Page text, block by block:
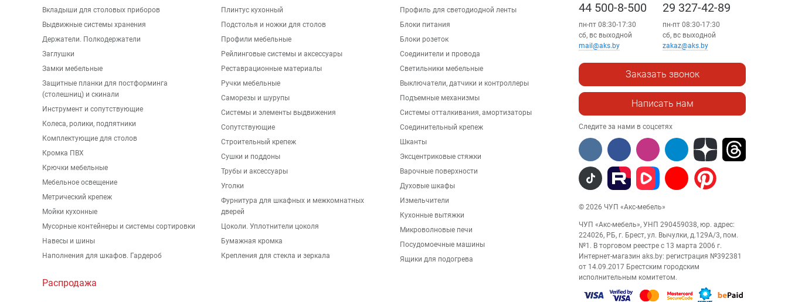
Вкладыши для столовых приборов
Выдвижные системы хранения
Держатели. Полкодержатели
Заглушки
Замки мебельные
Защитные планки для постформинга
(столешниц) и скинали
Инструмент и сопутствующие
Колеса, ролики, подпятники
Комплектующие для столов
Кромка ПВХ
Крючки мебельные
Мебельное освещение
Метрический крепеж
Мойки кухонные
Мусорные контейнеры и системы сортировки
Навесы и шины
Наполнения для шкафов. Гардероб
Плинтус кухонный
Подстолья и ножки для столов
Профили мебельные
Рейлинговые системы и аксессуары
Реставрационные материалы
Ручки мебельные
Саморезы и шурупы
Системы и элементы выдвижения
Сопутствующие
Строительный крепеж
Сушки и поддоны
Трубы и аксессуары
Уголки
Фурнитура для шкафных и межкомнатных
дверей
Цоколи. Уплотнители цоколя
Бумажная кромка
Крепления для стекла и зеркала
Профиль для светодиодной ленты
Блоки питания
Блоки розеток
Соединители и провода
Светильники мебельные
Выключатели, датчики и контроллеры
Подъемные механизмы
Системы отталкивания, амортизаторы
Соединительный крепеж
Шканты
Эксцентриковые стяжки
Варочные поверхности
Духовые шкафы
Измельчители
Кухонные вытяжки
Микроволновые печи
Посудомоечные машины
Ящики для подогрева
Распродажа
44 500-8-500
пн-пт 08:30-17:30
сб, вс выходной
mail@aks.by
29 327-42-89
пн-пт 08:30-17:30
сб, вс выходной
zakaz@aks.by
Заказать звонок
Написать нам
Следите за нами в соцсетях
© 2026 ЧУП «Акс-мебель»
ЧУП «Акс-мебель», УНП 290459038, юр. адрес:
224026, РБ, г. Брест, ул. Вычулки, д.129А/3, пом.
№1. В торговом реестре с 13 марта 2006 г.
Интернет-магазин aks.by: регистрация №392381
от 14.09.2017 Брестским городским
исполнительным комитетом.